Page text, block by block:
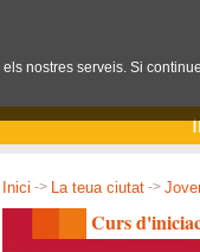
Inici -> La teua ciutat ->
Curs
nostres serveis. Si